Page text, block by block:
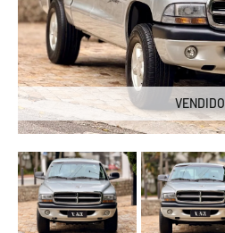
VENDIDO